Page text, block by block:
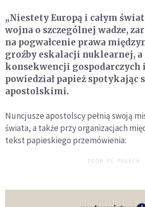
„Niestety Europą i całym
wojna o szczególnej wadze,
na pogwałcenie prawa
groźby eskalacji nuklearnej, a
konsekwencji gospodarczych i
powiedział papież spotykając
apostolskimi.
Nuncjusze apostolscy pełnią swoją
świata, a także przy organizacjach
tekst papieskiego przemówienia:
DEON.PL POLECA